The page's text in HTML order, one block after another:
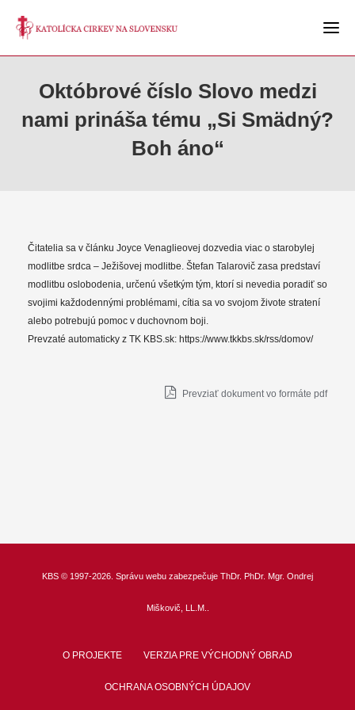
Októbrové číslo Slovo medzi
nami prináša tému „Si Smädný?
Boh áno“
Čitatelia sa v článku Joyce Venaglieovej dozvedia viac o starobylej
modlitbe srdca – Ježišovej modlitbe. Štefan Talarovič zasa predstaví
modlitbu oslobodenia, určenú všetkým tým, ktorí si nevedia poradiť so
svojimi každodennými problémami, cítia sa vo svojom živote stratení
alebo potrebujú pomoc v duchovnom boji.
Prevzaté automaticky z TK KBS.sk: https://www.tkkbs.sk/rss/domov/
Prevziať dokument vo formáte pdf
KBS © 1997-2026. Správu webu zabezpečuje ThDr. PhDr. Mgr. Ondrej
Miškovič, LL.M.
O PROJEKTE VERZIA PRE VÝCHODNÝ OBRAD
OCHRANA OSOBNÝCH ÚDAJOV